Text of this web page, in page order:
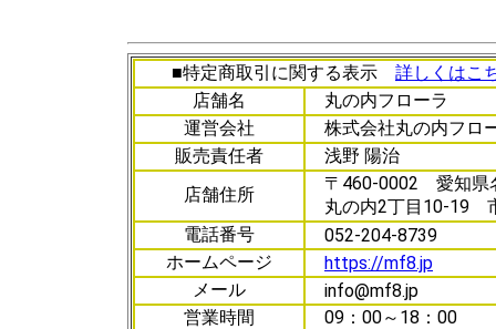
■特定商取引に関する表示 詳しくはこ
店舗名
丸の内フローラ
運営会社
株式会社丸の内フロ
販売責任者
浅野 陽治
店舗住所
〒460-0002 愛知県
丸の内2丁目10-19
電話番号
052-204-8739
ホームページ
https://mf8.jp
メール
info@mf8.jp
営業時間
09：00～18：00